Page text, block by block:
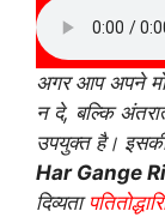
अगर आप अपने
न दे, बल्कि
उपयुक्त है।
Har Gange
दिव्यता